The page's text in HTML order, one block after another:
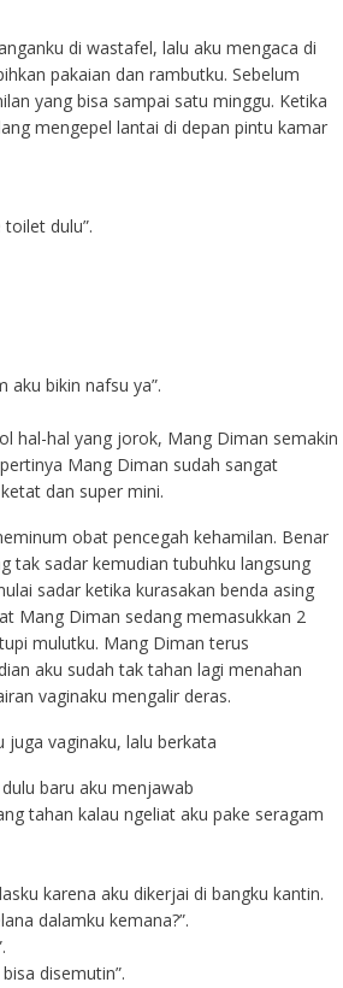
di wastafel, lalu aku mengaca di
pakaian dan rambutku. Sebelum
yang bisa sampai satu minggu. Ketika
mengepel lantai di depan pintu kamar
dulu”.
aku bikin nafsu ya”.
hal-hal yang jorok, Mang Diman semakin
Mang Diman sudah sangat
dan super mini.
obat pencegah kehamilan. Benar
tak sadar kemudian tubuhku langsung
sadar ketika kurasakan benda asing
Mang Diman sedang memasukkan 2
mulutku. Mang Diman terus
aku sudah tak tahan lagi menahan
vaginaku mengalir deras.
vaginaku, lalu berkata
baru aku menjawab
tahan kalau ngeliat aku pake seragam
karena aku dikerjai di bangku kantin.
dalamku kemana?”.
disemutin”.